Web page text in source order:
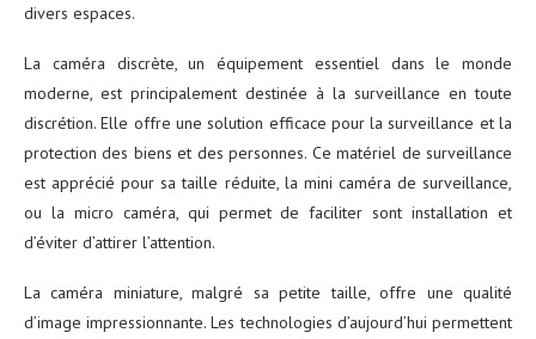
divers espaces.
La caméra discrète, un équipement essentiel dans le monde
moderne, est principalement destinée à la surveillance en toute
discrétion. Elle offre une solution efficace pour la surveillance et la
protection des biens et des personnes. Ce matériel de surveillance
est apprécié pour sa taille réduite, la mini caméra de surveillance,
ou la micro caméra, qui permet de faciliter sont installation et
d’éviter d’attirer l’attention.
La caméra miniature, malgré sa petite taille, offre une qualité
d’image impressionnante. Les technologies d’aujourd’hui permettent